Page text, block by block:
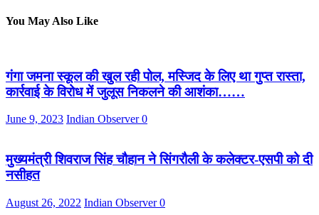
You May Also Like
गंगा जमना स्कूल की खुल रही पोल, मस्जिद के लिए था गुप्त रास्ता,
कार्रवाई के विरोध में जुलूस निकलने की आशंका……
June 9, 2023 Indian Observer0
मुख्यमंत्री शिवराज सिंह चौहान ने सिंगरौली के कलेक्टर-एसपी को दी
नसीहत
August 26, 2022 Indian Observer0